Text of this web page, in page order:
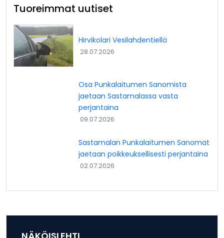
Tuoreimmat uutiset
Hirvikolari Vesilahdentiellä
28.07.2026
Osa Punkalaitumen Sanomista
jaetaan Sastamalassa vasta
perjantaina
09.07.2026
Sastamalan Punkalaitumen Sanomat
jaetaan poikkeuksellisesti perjantaina
02.07.2026